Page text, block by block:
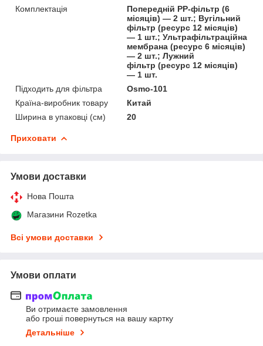
Комплектація
Попередній PP-фільтр (6
місяців) — 2 шт.; Вугільний
фільтр (ресурс 12 місяців)
— 1 шт.; Ультрафільтраційна
мембрана (ресурс 6 місяців)
— 2 шт.; Лужний
фільтр (ресурс 12 місяців)
— 1 шт.
Підходить для фільтра
Osmo-101
Країна-виробник товару
Китай
Ширина в упаковці (см)
20
Приховати
Умови доставки
Нова Пошта
Магазини Rozetka
Всі умови доставки
Умови оплати
Ви отримаєте замовлення
або гроші повернуться на вашу картку
Детальніше